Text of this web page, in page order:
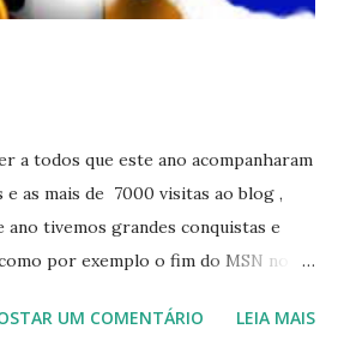
a todos que este ano acompanharam
e as mais de 7000 visitas ao blog ,
tivemos grandes conquistas e
por exemplo o fim do MSN no
em 2013, distro nacional , a
UM COMENTÁRIO LEIA MAIS